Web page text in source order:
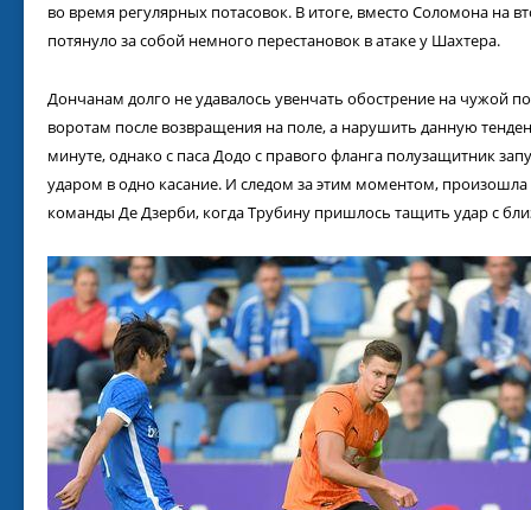
во время регулярных потасовок. В итоге, вместо Соломона на
потянуло за собой немного перестановок в атаке у Шахтера.
Дончанам долго не удавалось увенчать обострение на чужой
воротам после возвращения на поле, а нарушить данную
минуте, однако с паса Додо с правого фланга полузащитник
ударом в одно касание. И следом за этим моментом, произошла
команды Де Дзерби, когда Трубину пришлось тащить удар с